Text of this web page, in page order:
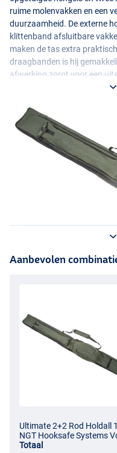
ruime molenvakken en een
duurzaamheid. De externe
klittenband afsluitbare
maken de tas extra
draagbanden is hij
afwerking zorgt voor een
Aanbevolen
Ultimate 2+2 Rod Holdall
NGT Hooksafe Systems
Totaal